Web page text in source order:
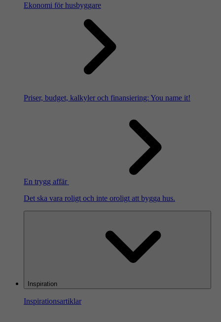
Ekonomi för husbyggare
Priser, budget, kalkyler och finansiering: You name it!
En trygg affär
Det ska vara roligt och inte oroligt att bygga hus.
Inspiration
Inspirationsartiklar